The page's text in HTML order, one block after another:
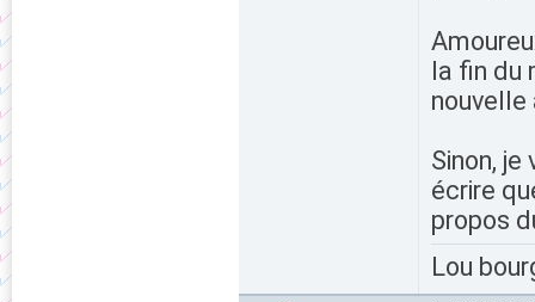
la fin du
Sinon,
écrire
propos
Lou